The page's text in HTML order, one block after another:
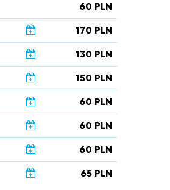
60 PLN
170 PLN
130 PLN
150 PLN
60 PLN
60 PLN
60 PLN
65 PLN